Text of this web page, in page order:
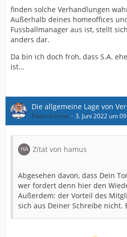
finden solche Verhandlungen
Außerhalb deines homeoffices
Fussballmanager aus ist, stellt
anders dar.
Da bin ich doch froh, dass S.A.
ist...
Die allgemeine Lage von
PaderArmine 3. Juni 2022 um
Zitat von hamus
Abgesehen davon, dass Dein
wer fordert denn hier den
Außerdem: der Vorteil des
sich aus Deiner Schreibe nicht.